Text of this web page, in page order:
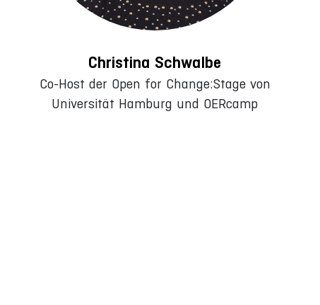
Christina Schwalbe
Co-Host der Open for Change:Stage von
Universität Hamburg und OERcamp